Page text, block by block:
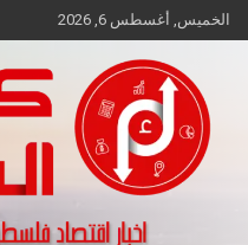
Skip
to
الخميس, أغسطس 6, 2026